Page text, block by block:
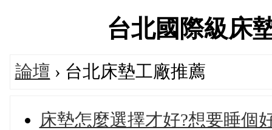
台北國際級床
論壇 › 台北床墊工廠推薦
床墊怎麼選擇才好?想要睡個